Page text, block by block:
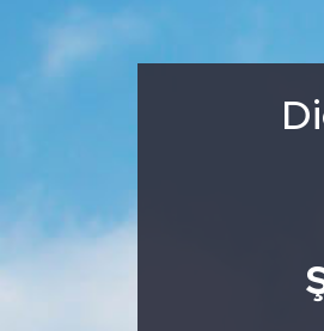
GURBETTEN SILAYA
Ulusal Son Dakika